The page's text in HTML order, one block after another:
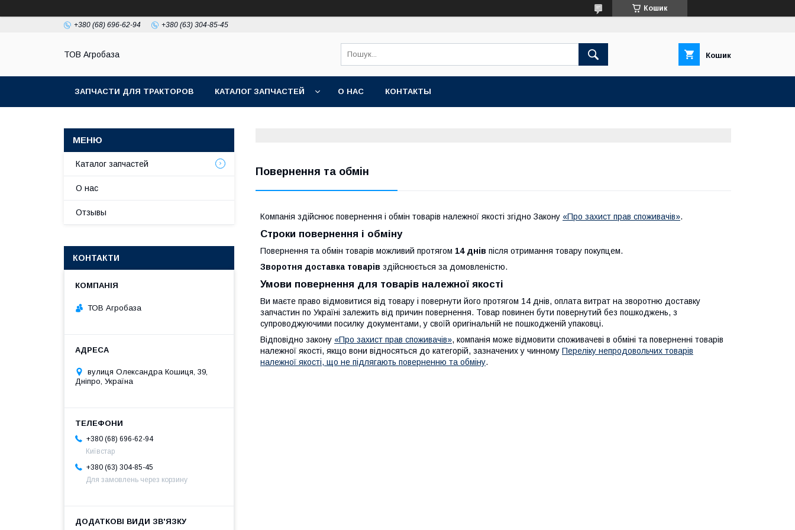
Кошик
+380 (68) 696-62-94 +380 (63) 304-85-45
ТОВ Агробаза Кошик
ЗАПЧАСТИ ДЛЯ ТРАКТОРОВ КАТАЛОГ ЗАПЧАСТЕЙ О НАС КОНТАКТЫ
Повернення та обмін
Компанія здійснює повернення і обмін товарів належної якості згідно Закону «Про захист прав споживачів».
Строки повернення і обміну
Повернення та обмін товарів можливий протягом 14 днів після отримання товару покупцем.
Зворотня доставка товарів здійснюється за домовленістю.
Умови повернення для товарів належної якості
Ви маєте право відмовитися від товару і повернути його протягом 14 днів, оплата витрат на зворотню доставку
запчастин по Україні залежить від причин повернення. Товар повинен бути повернутий без пошкоджень, з
супроводжуючими посилку документами, у своїй оригінальній не пошкодженій упаковці.
Відповідно закону «Про захист прав споживачів», компанія може відмовити споживачеві в обміні та поверненні товарів
належної якості, якщо вони відносяться до категорій, зазначених у чинному Переліку непродовольчих товарів
належної якості, що не підлягають поверненню та обміну.
Каталог запчастей
О нас
Отзывы
КОНТАКТИ
ТОВ Агробаза
вулиця Олександра Кошиця, 39,
Дніпро, Україна
+380 (68) 696-62-94
Київстар
+380 (63) 304-85-45
Для замовлень через корзину